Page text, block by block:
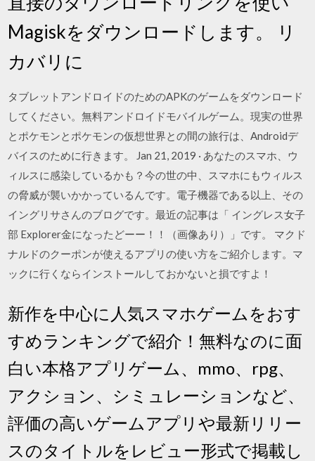
Magiskをダウンロードします。 リ
カバリに
タブレットアンドロイドのためのAPKのゲームをダウンロード
してください。無料アンドロイドモバイルゲーム。現実の世界
とポケモンとポケモンの仮想世界との間の旅行は、Androidデ
バイスのために行きます。 Jan 21, 2019 · あなたのスマホ、ウ
ィルスに感染しているかも？今の世の中、スマホにもウィルス
の脅威が襲いかかっているんです。電子機器である以上、その
イングリサさんのブログです。最近の記事は「 イングレス女子
部 Explorer金になったどーー！！（画像あり）」です。 マクド
ナルドのクーポンが使えるアプリの使い方をご紹介します。マ
ックに行くならインストールしておかないと損ですよ！
新作を中心に人気スマホゲームをおす
すめランキングで紹介！無料なのに面
白い本格アプリゲーム、mmo、rpg、
アクション、シミュレーションなど、
評価の高いゲームアプリや最新リリー
スのタイトルをレビュー形式で掲載し